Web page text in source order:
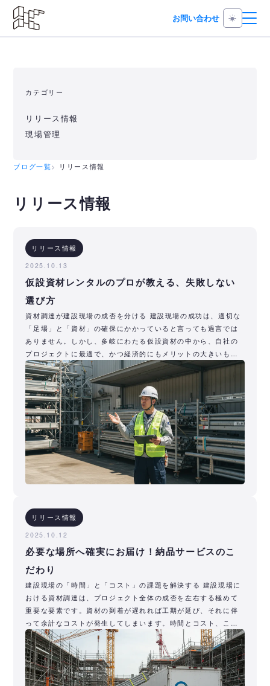
お問い合わせ
ブログ一覧 リリース情報
リリース情報
リリース情報
2025.10.13
仮設資材レンタルのプロが教える、失敗しない
選び方
資材調達が建設現場の成否を分ける 建設現場の成功は、適切な
「足場」と「資材」の確保にかかっていると言っても過言では
ありません。しかし、多岐にわたる仮設資材の中から、自社の
プロジェクトに最適で、かつ経済的にもメリットの大きいもの
を選ぶのは容易
リリース情報
2025.10.12
必要な場所へ確実にお届け！納品サービスのこ
だわり
建設現場の「時間」と「コスト」の課題を解決する 建設現場に
おける資材調達は、プロジェクト全体の成否を左右する極めて
重要な要素です。資材の到着が遅れれば工期が延び、それに伴
って余計なコストが発生してしまいます。時間とコスト、この2
つの課題は建
カテゴリー
リリース情報
現場管理